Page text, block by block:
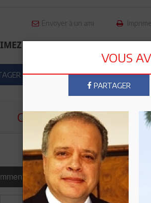
Envoyer à un ami
CET ARTICLE ? PARTAGEZ-LE
TWEETER
COMMENTER CET
VOUS
PARTAGER